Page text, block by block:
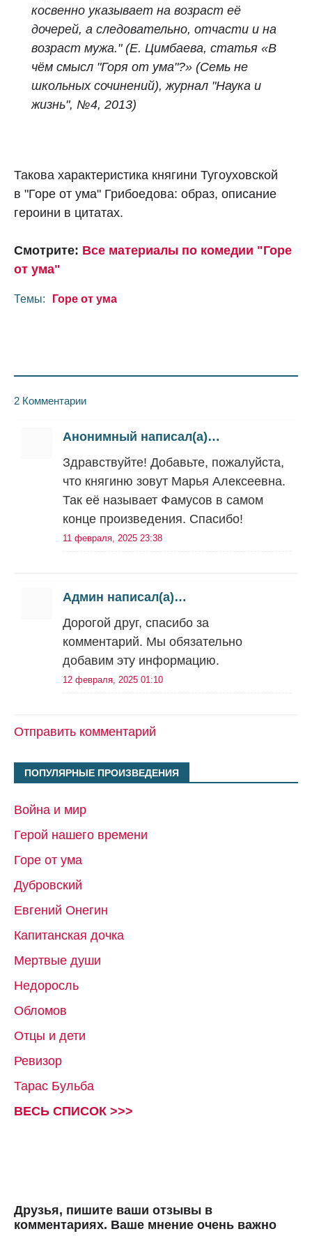
косвенно указывает на возраст её
дочерей, а следовательно, отчасти и на
возраст мужа." (Е. Цимбаева, статья «В
чём смысл "Горя от ума"?» (Cемь не
школьных сочинений), журнал "Наука и
жизнь", №4, 2013)
Такова характеристика княгини Тугоуховской
в "Горе от ума" Грибоедова: образ, описание
героини в цитатах.
Смотрите: Все материалы по комедии "Горе
от ума"
Темы: Горе от ума
2 Комментарии
Анонимный написал(а)…
Здравствуйте! Добавьте, пожалуйста,
что княгиню зовут Марья Алексеевна.
Так её называет Фамусов в самом
конце произведения. Спасибо!
11 февраля, 2025 23:38
Админ написал(а)…
Дорогой друг, спасибо за
комментарий. Мы обязательно
добавим эту информацию.
12 февраля, 2025 01:10
Отправить комментарий
ПОПУЛЯРНЫЕ ПРОИЗВЕДЕНИЯ
Война и мир
Герой нашего времени
Горе от ума
Дубровский
Евгений Онегин
Капитанская дочка
Мертвые души
Недоросль
Обломов
Отцы и дети
Ревизор
Тарас Бульба
ВЕСЬ СПИСОК >>>
Друзья, пишите ваши отзывы в
комментариях. Ваше мнение очень важно